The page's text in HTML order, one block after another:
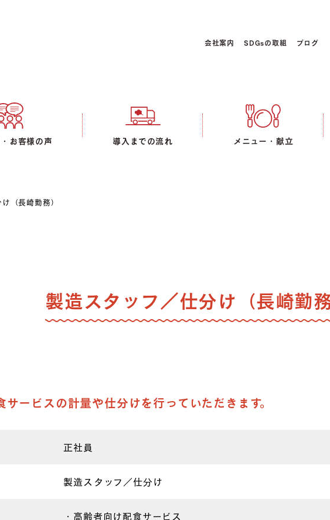
会社案内 SDGsの取組 ブログ
お客様の声 導入までの流れ メニュー・献立
（長崎勤務）
製造スタッフ／仕分け（長崎勤
ービスの計量や仕分けを行っていただきます。
正社員
製造スタッフ／仕分け
・高齢者向け配食サービス